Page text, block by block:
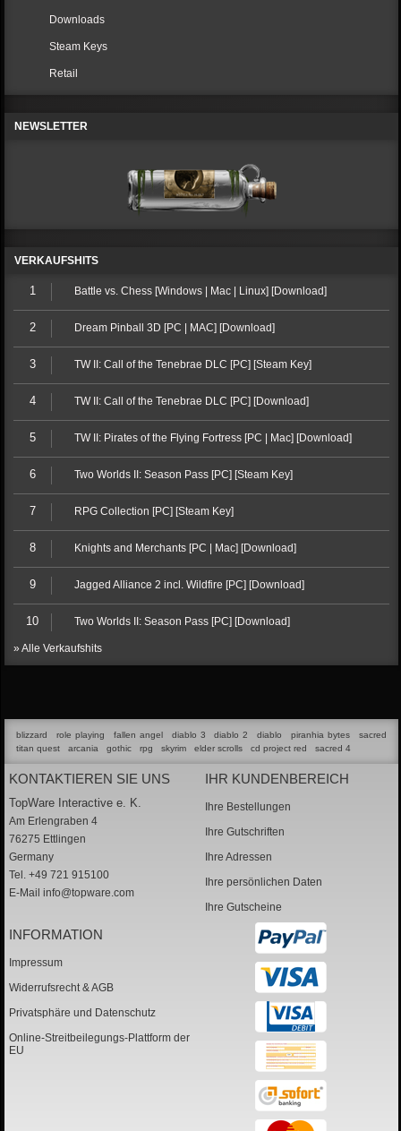
Downloads
Steam Keys
Retail
NEWSLETTER
VERKAUFSHITS
1 Battle vs. Chess [Windows | Mac | Linux] [Download]
2 Dream Pinball 3D [PC | MAC] [Download]
3 TW II: Call of the Tenebrae DLC [PC] [Steam Key]
4 TW II: Call of the Tenebrae DLC [PC] [Download]
5 TW II: Pirates of the Flying Fortress [PC | Mac] [Download]
6 Two Worlds II: Season Pass [PC] [Steam Key]
7 RPG Collection [PC] [Steam Key]
8 Knights and Merchants [PC | Mac] [Download]
9 Jagged Alliance 2 incl. Wildfire [PC] [Download]
10 Two Worlds II: Season Pass [PC] [Download]
» Alle Verkaufshits
blizzard role playing fallen angel diablo 3 diablo 2 diablo piranhia bytes
sacred
titan quest
arcania gothic rpg skyrim elder scrolls cd project red sacred 4
KONTAKTIEREN SIE UNS
TopWare Interactive e. K.
Am Erlengraben 4
76275 Ettlingen
Germany
Tel. +49 721 915100
E-Mail info@topware.com
IHR KUNDENBEREICH
Ihre Bestellungen
Ihre Gutschriften
Ihre Adressen
Ihre persönlichen Daten
Ihre Gutscheine
INFORMATION
Impressum
Widerrufsrecht & AGB
Privatsphäre und Datenschutz
Online-Streitbeilegungs-Plattform der
EU